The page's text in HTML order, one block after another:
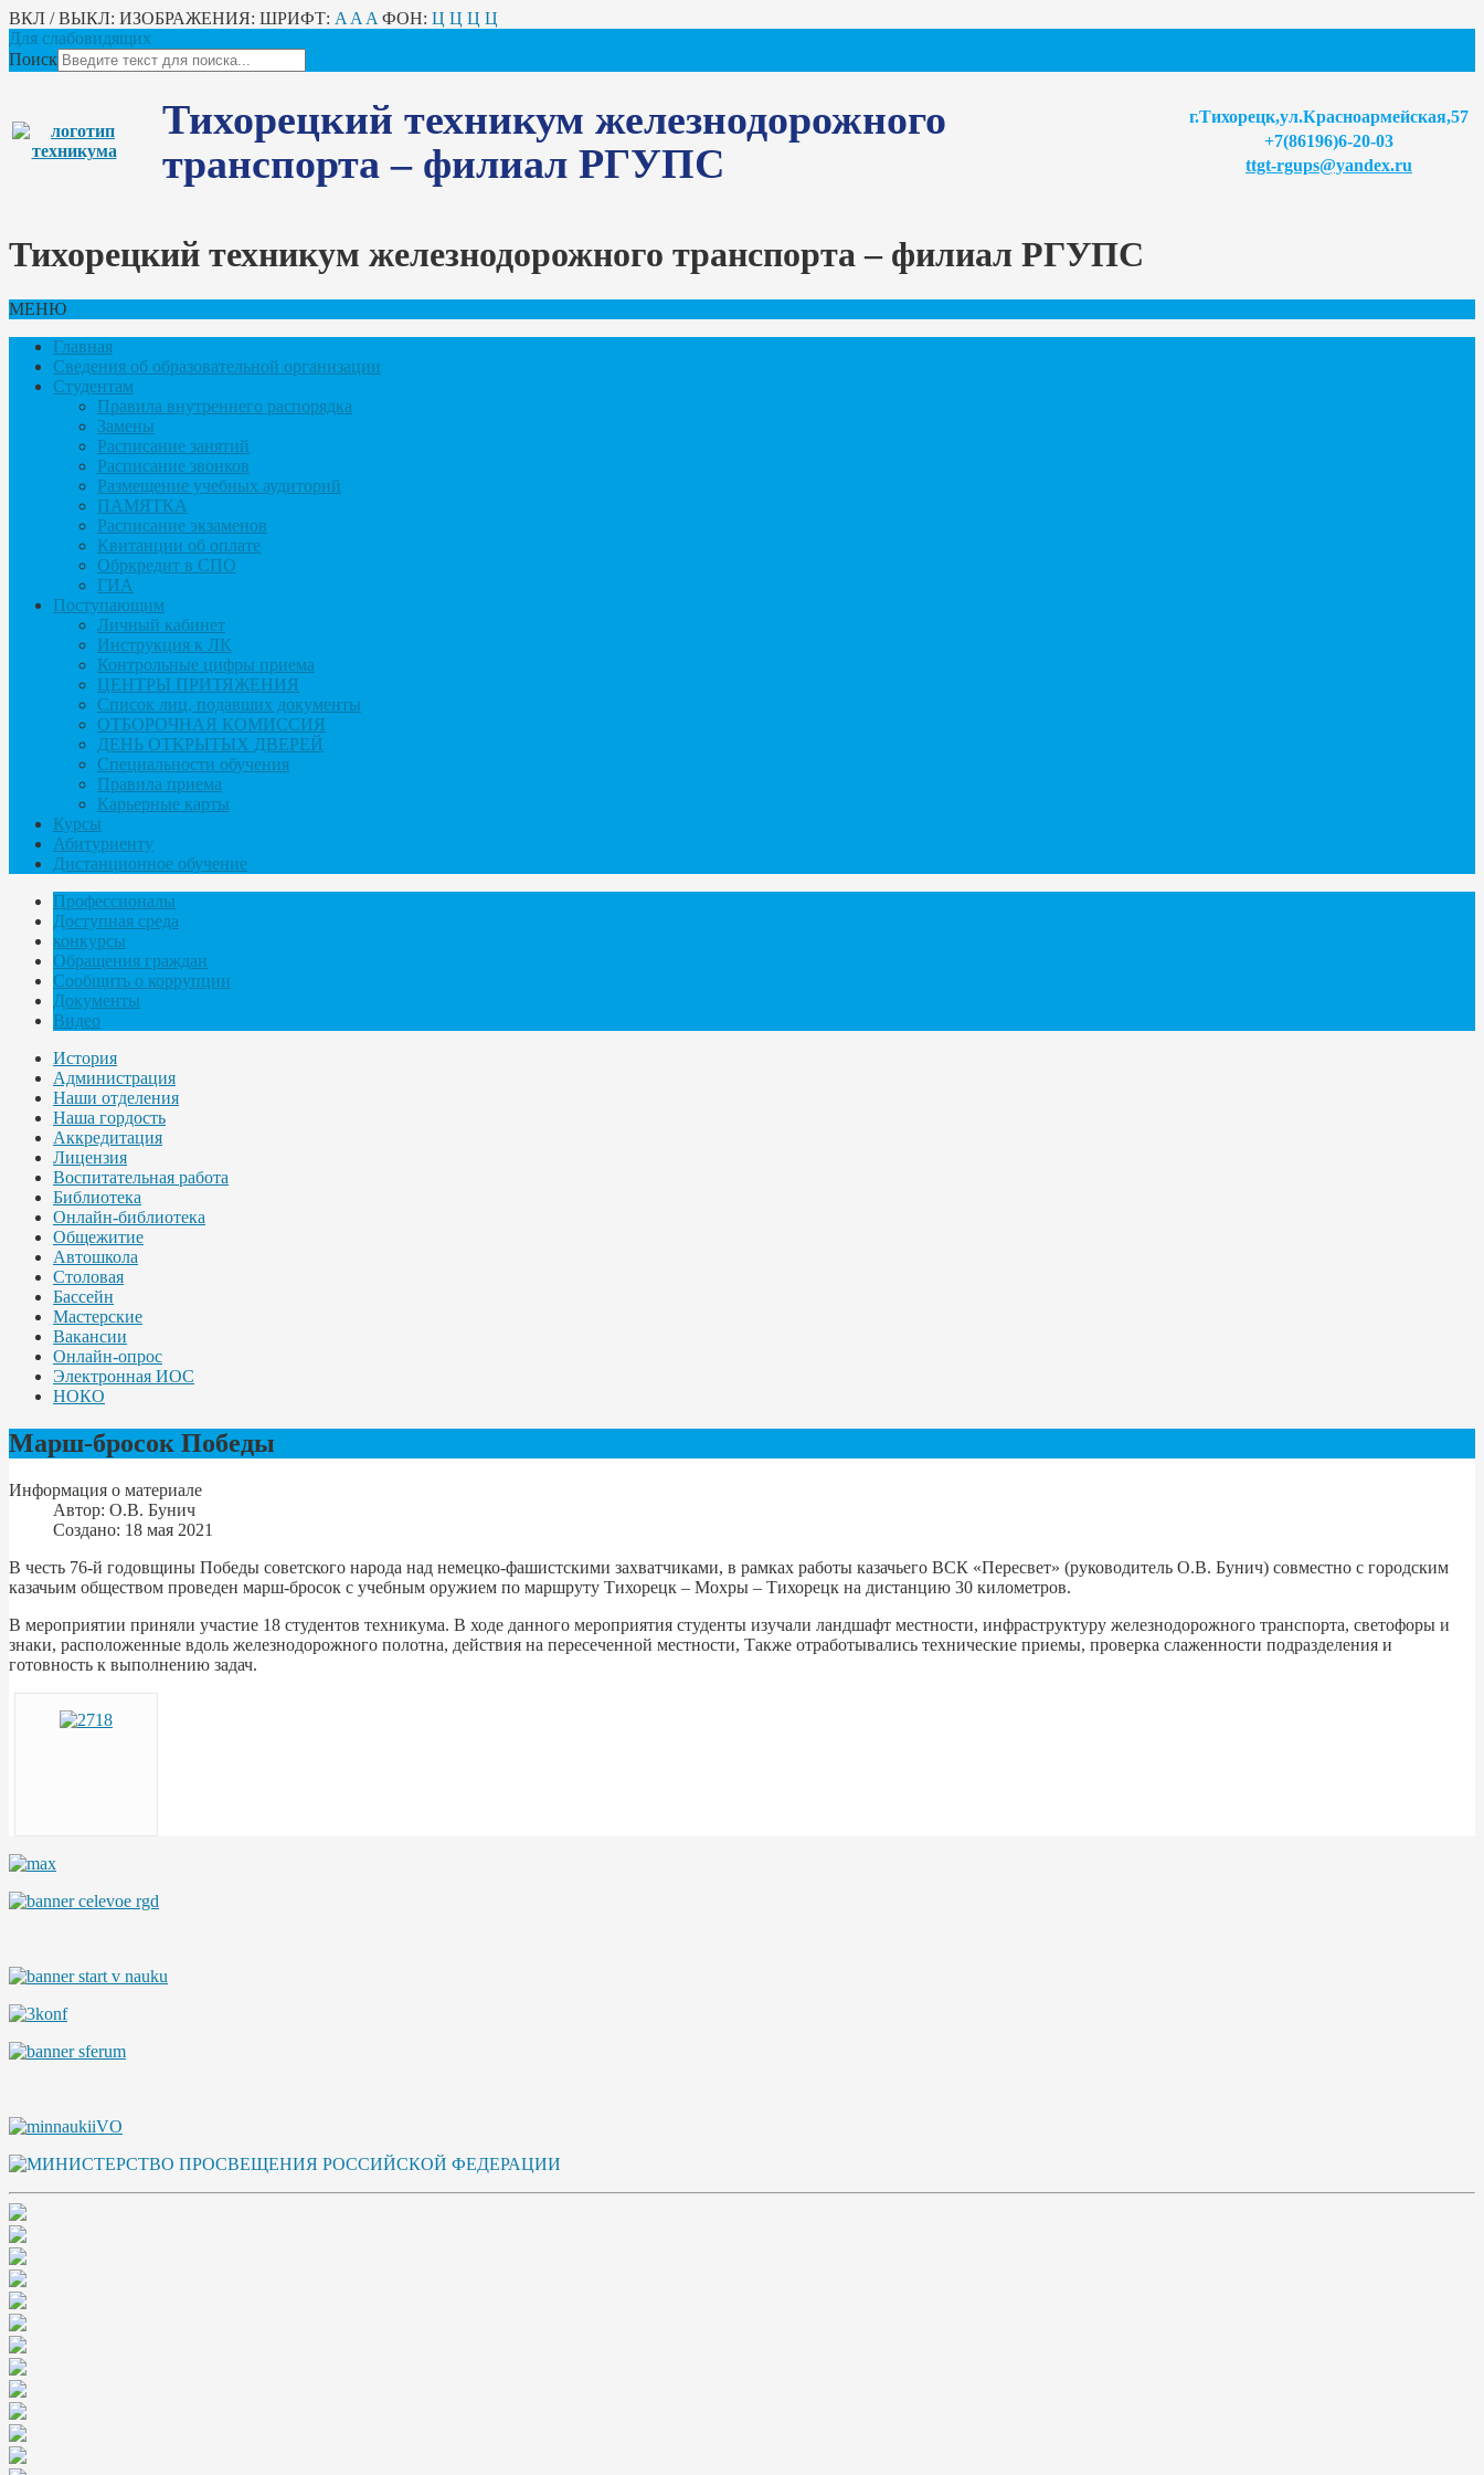
ВКЛ / ВЫКЛ: ИЗОБРАЖЕНИЯ: ШРИФТ: A A A ФОН: Ц Ц Ц Ц
Для слабовидящих
Поиск
Тихорецкий техникум железнодорожного
транспорта – филиал РГУПС
г.Тихорецк,ул.Красноармейская,57
+7(86196)6-20-03
ttgt-rgups@yandex.ru
Тихорецкий техникум железнодорожного транспорта – филиал РГУПС
МЕНЮ
Главная
Сведения об образовательной организации
Студентам
Правила внутреннего распорядка
Замены
Расписание занятий
Расписание звонков
Размещение учебных аудиторий
ПАМЯТКА
Расписание экзаменов
Квитанции об оплате
Обркредит в СПО
ГИА
Поступающим
Личный кабинет
Инструкция к ЛК
Контрольные цифры приема
ЦЕНТРЫ ПРИТЯЖЕНИЯ
Список лиц, подавших документы
ОТБОРОЧНАЯ КОМИССИЯ
ДЕНЬ ОТКРЫТЫХ ДВЕРЕЙ
Специальности обучения
Правила приема
Карьерные карты
Курсы
Абитуриенту
Дистанционное обучение
Профессионалы
Доступная среда
конкурсы
Обращения граждан
Сообщить о коррупции
Документы
Видео
История
Администрация
Наши отделения
Наша гордость
Аккредитация
Лицензия
Воспитательная работа
Библиотека
Онлайн-библиотека
Общежитие
Автошкола
Столовая
Бассейн
Мастерские
Вакансии
Онлайн-опрос
Электронная ИОС
НОКО
Марш-бросок Победы
Информация о материале
Автор: О.В. Бунич
Создано: 18 мая 2021
В честь 76-й годовщины Победы советского народа над немецко-фашистскими захватчиками, в рамках работы казачьего ВСК «Пересвет» (руководитель О.В. Бунич) совместно с городским
казачьим обществом проведен марш-бросок с учебным оружием по маршруту Тихорецк – Мохры – Тихорецк на дистанцию 30 километров.
В мероприятии приняли участие 18 студентов техникума. В ходе данного мероприятия студенты изучали ландшафт местности, инфраструктуру железнодорожного транспорта, светофоры и
знаки, расположенные вдоль железнодорожного полотна, действия на пересеченной местности, Также отработывались технические приемы, проверка слаженности подразделения и
готовность к выполнению задач.